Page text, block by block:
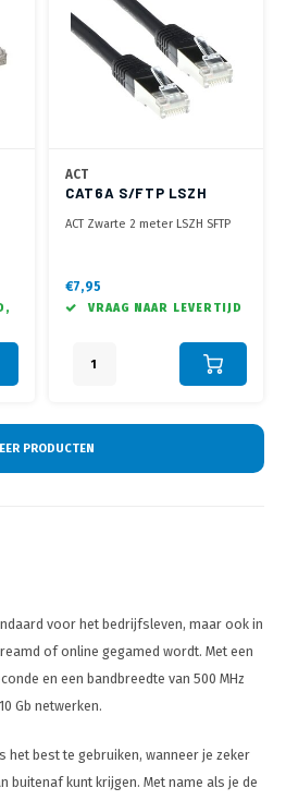
ACT
CAT6A S/FTP LSZH
ACT Zwarte 2 meter LSZH SFTP
€7,95
VRAAG NAAR LEVERTIJD
PRODUCTEN
voor het bedrijfsleven, maar ook in
of online gegamed wordt. Met een
en een bandbreedte van 500 MHz
Gb netwerken.
het best te gebruiken, wanneer je zeker
buitenaf kunt krijgen. Met name als je de